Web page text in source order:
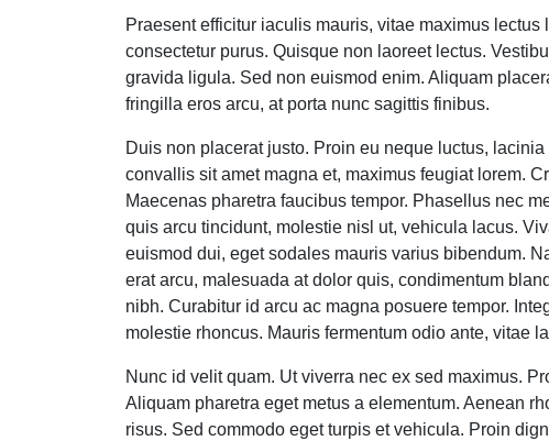
Praesent efficitur iaculis mauris, vitae maximus
consectetur purus. Quisque non laoreet lectus.
gravida ligula. Sed non euismod enim. Aliquam
fringilla eros arcu, at porta nunc sagittis finibus.
Duis non placerat justo. Proin eu neque luctus,
convallis sit amet magna et, maximus feugiat lorem.
Maecenas pharetra faucibus tempor. Phasellus nec
quis arcu tincidunt, molestie nisl ut, vehicula lacus.
euismod dui, eget sodales mauris varius bibendum.
erat arcu, malesuada at dolor quis, condimentum
nibh. Curabitur id arcu ac magna posuere tempor.
molestie rhoncus. Mauris fermentum odio ante, vitae
Nunc id velit quam. Ut viverra nec ex sed maximus.
Aliquam pharetra eget metus a elementum. Aenean
risus. Sed commodo eget turpis et vehicula. Proin